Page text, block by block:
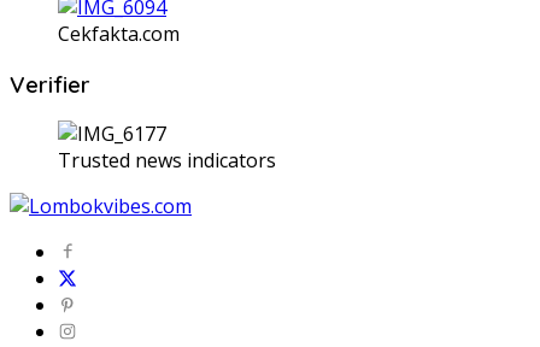
Cekfakta.com
Verifier
Trusted news indicators